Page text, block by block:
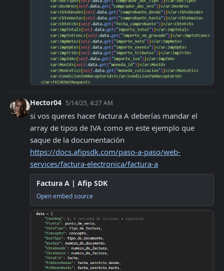
Hector04 5/14/25, 4:27 AM
si vos queres hacer factura A deberías mandar el
array de tipos de IVA como en este ejemplo que
https://docs.afipsdk.com/paso-a-paso/web-
services/factura-electronica/factura-a
Factura A | Afip SDK
Open embed source